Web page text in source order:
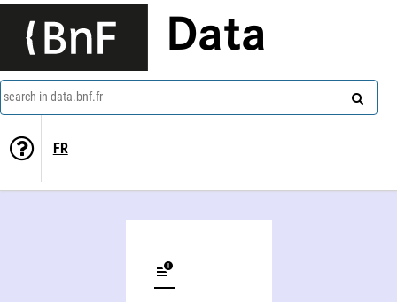
Data
search in data.bnf.fr
FR